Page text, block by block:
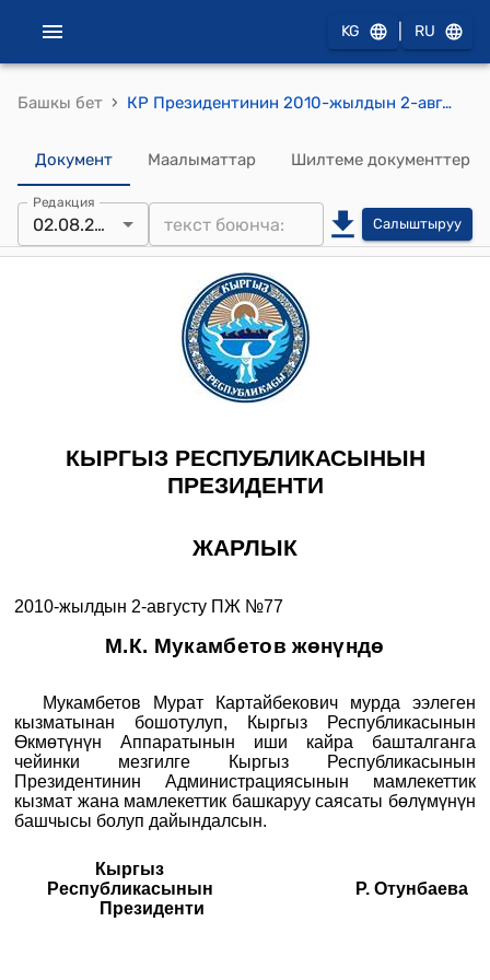
KG RU
Башкы бет › КР Президентинин 2010-жылдын 2-августундагы ПЖ №77 "М.К. Мукамбетов жөнүндө" жарлыгы
Документ Маалыматтар Шилтеме документтер
Редакция
02.08.2010 Салыштыруу